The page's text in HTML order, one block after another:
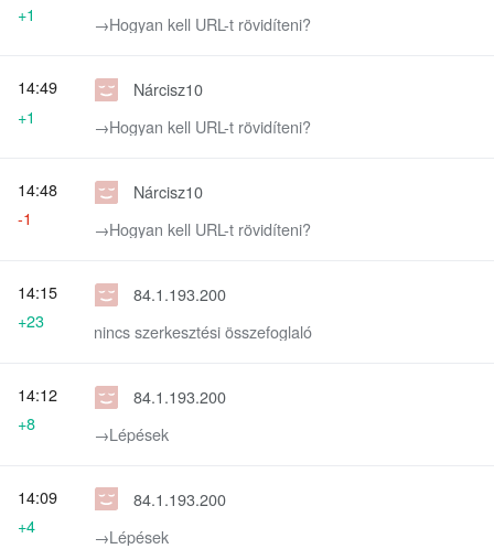
→‎Hogyan kell URL-t rövidíteni?
+1
Nárcisz10
→‎Hogyan kell URL-t rövidíteni?
14:49
+1
Nárcisz10
→‎Hogyan kell URL-t rövidíteni?
14:48
-1
84.1.193.200
nincs szerkesztési összefoglaló
14:15
+23
84.1.193.200
→‎Lépések
14:12
+8
84.1.193.200
→‎Lépések
14:09
+4